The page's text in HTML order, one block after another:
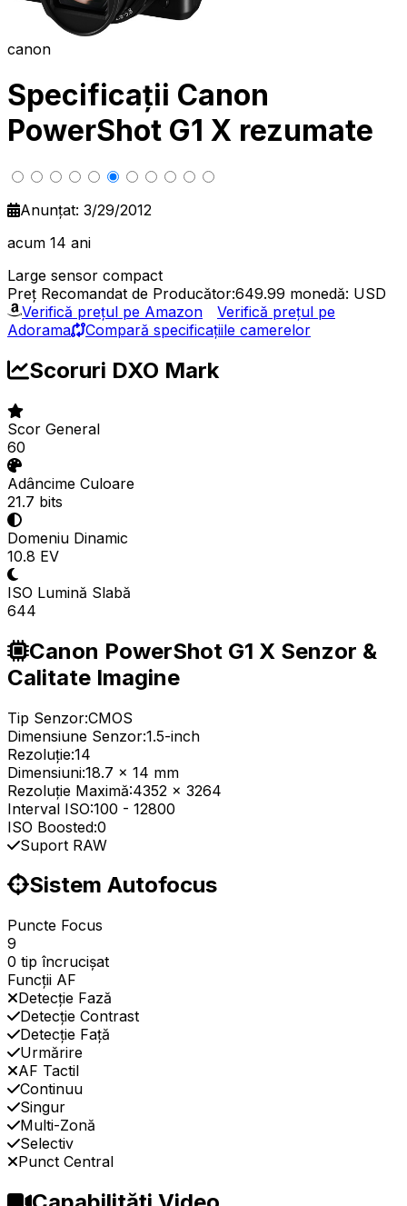
canon
Specificații Canon
PowerShot G1 X rezumate
Anunțat: 3/29/2012
acum 14 ani
Large sensor compact
Preț Recomandat de Producător:649.99 monedă: USD
Verifică prețul pe Amazon
Verifică prețul pe
Adorama
Compară specificațiile camerelor
Scoruri DXO Mark
Scor General
60
Adâncime Culoare
21.7 bits
Domeniu Dinamic
10.8 EV
ISO Lumină Slabă
644
Canon PowerShot G1 X Senzor &
Calitate Imagine
Tip Senzor:CMOS
Dimensiune Senzor:1.5-inch
Rezoluție:14
Dimensiuni:18.7 x 14 mm
Rezoluție Maximă:4352 x 3264
Interval ISO:100 - 12800
ISO Boosted:0
Suport RAW
Sistem Autofocus
Puncte Focus
9
0 tip încrucișat
Funcții AF
Detecție Fază
Detecție Contrast
Detecție Față
Urmărire
AF Tactil
Continuu
Singur
Multi-Zonă
Selectiv
Punct Central